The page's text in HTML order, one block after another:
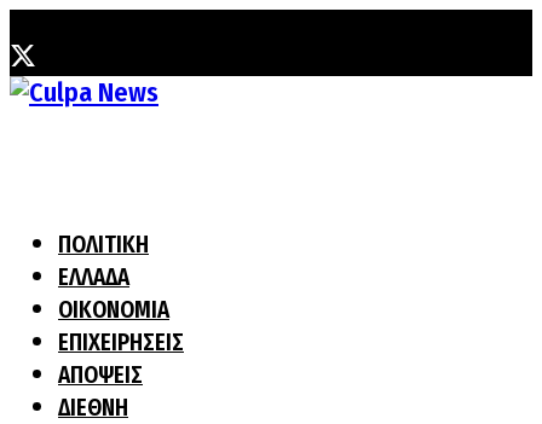
ΠΟΛΙΤΙΚΗ
ΕΛΛΑΔΑ
ΟΙΚΟΝΟΜΙΑ
ΕΠΙΧΕΙΡΗΣΕΙΣ
ΑΠΟΨΕΙΣ
ΔΙΕΘΝΗ